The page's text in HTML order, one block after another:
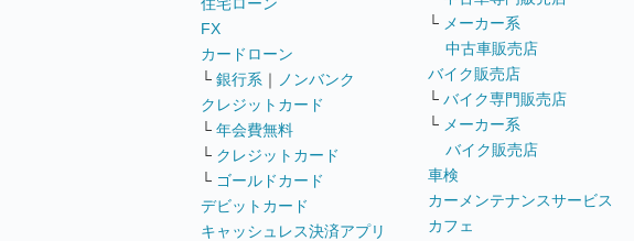
FX
カードローン
└ 銀行系 ｜
ノンバンク
クレジットカード
└ 年会費無料
└ クレジットカード
└ ゴールドカード
デビットカード
キャッシュレス決済アプリ
└ メーカー系
中古車販売店
バイク販売店
└ バイク専門販売店
└ メーカー系
バイク販売店
車検
カーメンテナンスサービス
カフェ